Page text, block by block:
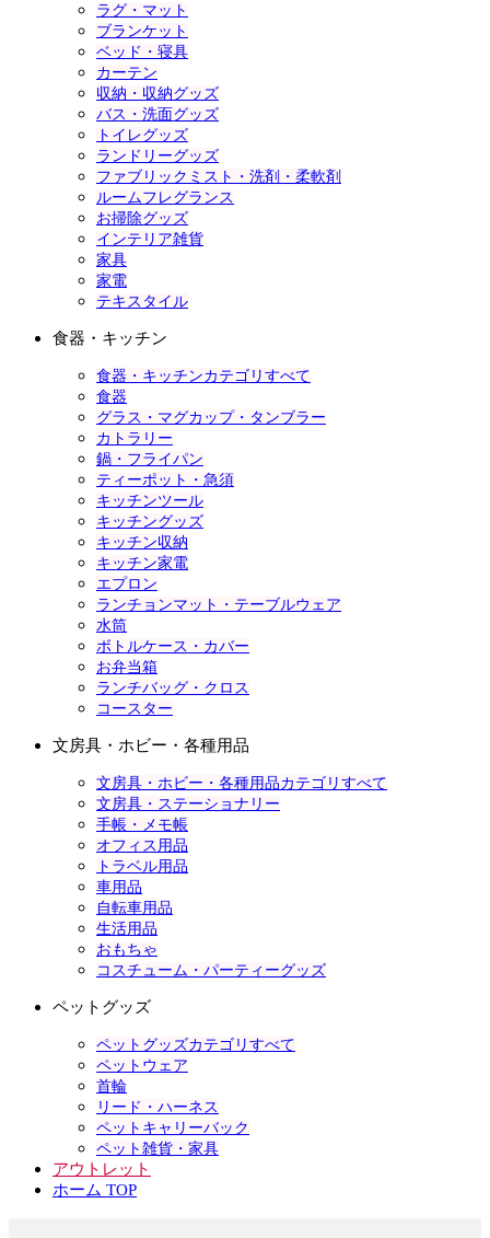
ラグ・マット
ブランケット
ベッド・寝具
カーテン
収納・収納グッズ
バス・洗面グッズ
トイレグッズ
ランドリーグッズ
ファブリックミスト・洗剤・柔軟剤
ルームフレグランス
お掃除グッズ
インテリア雑貨
家具
家電
テキスタイル
食器・キッチン
食器・キッチンカテゴリすべて
食器
グラス・マグカップ・タンブラー
カトラリー
鍋・フライパン
ティーポット・急須
キッチンツール
キッチングッズ
キッチン収納
キッチン家電
エプロン
ランチョンマット・テーブルウェア
水筒
ボトルケース・カバー
お弁当箱
ランチバッグ・クロス
コースター
文房具・ホビー・各種用品
文房具・ホビー・各種用品カテゴリすべて
文房具・ステーショナリー
手帳・メモ帳
オフィス用品
トラベル用品
車用品
自転車用品
生活用品
おもちゃ
コスチューム・パーティーグッズ
ペットグッズ
ペットグッズカテゴリすべて
ペットウェア
首輪
リード・ハーネス
ペットキャリーバック
ペット雑貨・家具
アウトレット
ホーム TOP